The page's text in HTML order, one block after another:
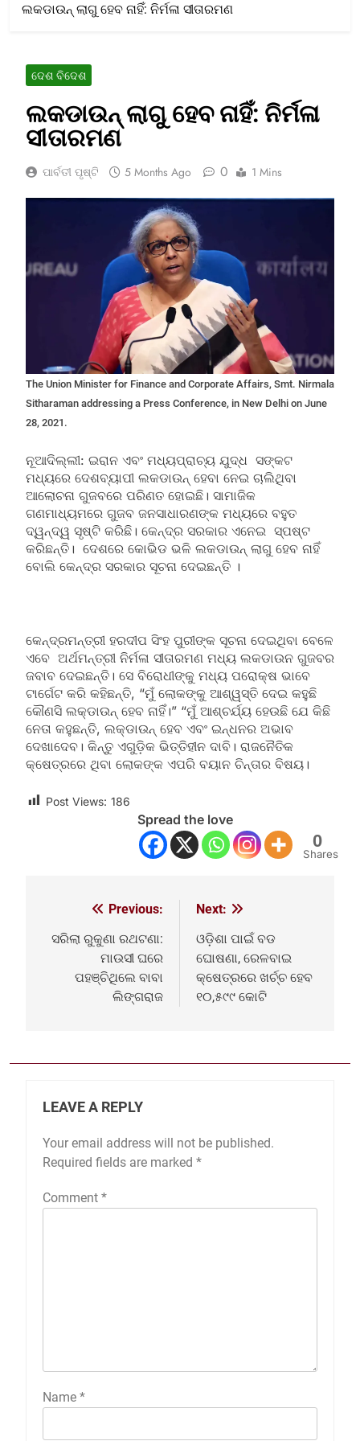
ଲକଡାଉନ୍ ଲାଗୁ ହେବ ନାହିଁ: ନିର୍ମଳା ସୀତାରମଣ
ଦେଶ ବିଦେଶ
ଲକଡାଉନ୍ ଲାଗୁ ହେବ ନାହିଁ: ନିର୍ମଳା
ସୀତାରମଣ
ପାର୍ବତୀ ପୃଷ୍ଟି 5 Months Ago 0 1 Mins
The Union Minister for Finance and Corporate Affairs, Smt. Nirmala
Sitharaman addressing a Press Conference, in New Delhi on June
28, 2021.
ନୂଆଦିଲ୍ଲୀ: ଇରାନ ଏବଂ ମଧ୍ୟପ୍ରାଚ୍ୟ ଯୁଦ୍ଧ ସଙ୍କଟ
ମଧ୍ୟରେ ଦେଶବ୍ୟାପୀ ଲକଡାଉନ୍ ହେବା ନେଇ ଚାଲିଥିବା
ଆଲୋଚନା ଗୁଜବରେ ପରିଣତ ହୋଇଛି। ସାମାଜିକ
ଗଣମାଧ୍ୟମରେ ଗୁଜବ ଜନସାଧାରଣଙ୍କ ମଧ୍ୟରେ ବହୁତ
ଦ୍ୱନ୍ଦ୍ୱ ସୃଷ୍ଟି କରିଛି। କେନ୍ଦ୍ର ସରକାର ଏନେଇ ସ୍ପଷ୍ଟ
କରିଛନ୍ତି। ଦେଶରେ କୋଭିଡ ଭଳି ଲକଡାଉନ୍ ଲାଗୁ ହେବ ନାହିଁ
ବୋଲି କେନ୍ଦ୍ର ସରକାର ସୂଚନା ଦେଇଛନ୍ତି ।
କେନ୍ଦ୍ରମନ୍ତ୍ରୀ ହରଦୀପ ସିଂହ ପୁରୀଙ୍କ ସୂଚନା ଦେଇଥିବା ବେଳେ
ଏବେ ଅର୍ଥମନ୍ତ୍ରୀ ନିର୍ମଳା ସୀତାରମଣ ମଧ୍ୟ ଲକଡାଉନ ଗୁଜବର
ଜବାବ ଦେଇଛନ୍ତି। ସେ ବିରୋଧୀଙ୍କୁ ମଧ୍ୟ ପରୋକ୍ଷ ଭାବେ
ଟାର୍ଗେଟ କରି କହିଛନ୍ତି, “ମୁଁ ଲୋକଙ୍କୁ ଆଶ୍ୱସ୍ତି ଦେଇ କହୁଛି
କୌଣସି ଲକ୍‌ଡାଉନ୍ ହେବ ନାହିଁ।” “ମୁଁ ଆଶ୍ଚର୍ଯ୍ୟ ହେଉଛି ଯେ କିଛି
ନେତା କହୁଛନ୍ତି, ଲକ୍‌ଡାଉନ୍ ହେବ ଏବଂ ଇନ୍ଧନର ଅଭାବ
ଦେଖାଦେବ। କିନ୍ତୁ ଏଗୁଡ଼ିକ ଭିତ୍ତିହୀନ ଦାବି। ରାଜନୈତିକ
କ୍ଷେତ୍ରରେ ଥିବା ଲୋକଙ୍କ ଏପରି ବୟାନ ଚିନ୍ତାର ବିଷୟ।
Post Views: 186
Spread the love
0
Shares
navigation
Previous:
ସରିଲା ରୁକୁଣା ରଥଟଣା:
ମାଉସୀ ଘରେ
ପହଞ୍ଚିଥିଲେ ବାବା
ଲିଙ୍ଗରାଜ
Next:
ଓଡ଼ିଶା ପାଇଁ ବଡ
ଘୋଷଣା, ରେଳବାଇ
କ୍ଷେତ୍ରରେ ଖର୍ଚ୍ଚ ହେବ
୧୦,୫୯୯ କୋଟି
LEAVE A REPLY
Your email address will not be published.
Required fields are marked *
Comment *
Name *